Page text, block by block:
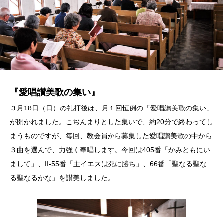
『愛唱讃美歌の集い』
３月18日（日）の礼拝後は、月１回恒例の「愛唱讃美歌の集い」
が開かれました。こぢんまりとした集いで、約20分で終わってし
まうものですが、毎回、教会員から募集した愛唱讃美歌の中から
３曲を選んで、力強く奉唱します。今回は405番「かみともにい
まして」、II-55番「主イエスは死に勝ち」、66番「聖なる聖な
る聖なるかな」を讃美しました。